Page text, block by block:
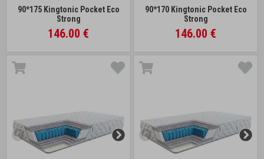
90*175 Kingtonic Pocket Eco
Strong
146.00 €
90*170 Kingtonic Pocket Eco
Strong
146.00 €